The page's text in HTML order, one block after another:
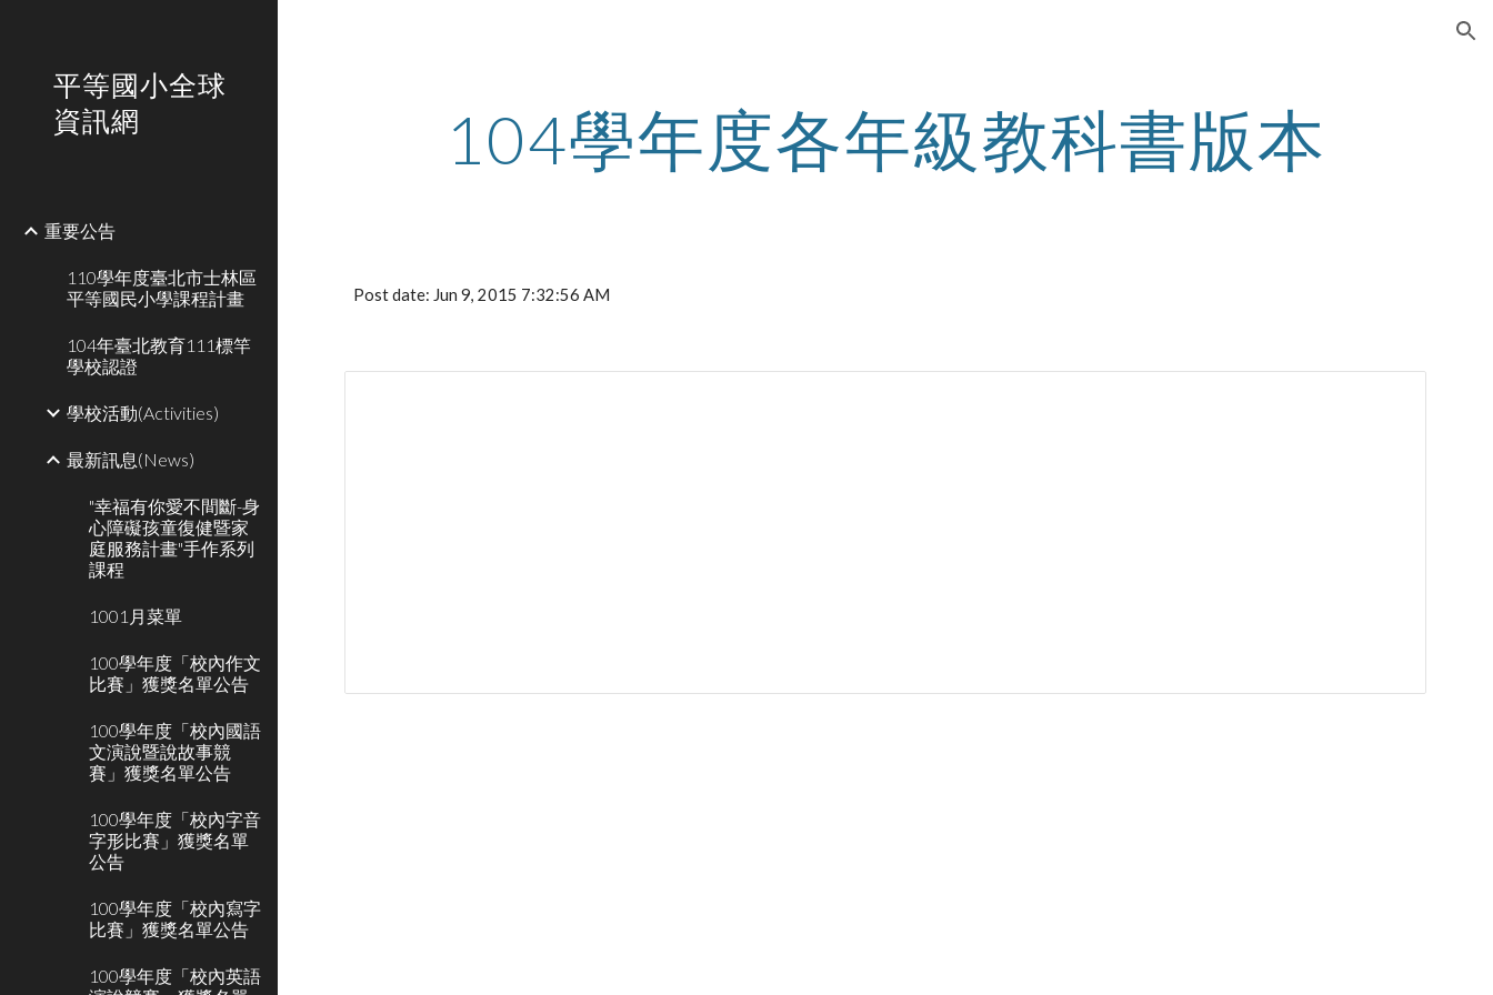
平等國小全球
資訊網
重要公告
110學年度臺北市士林區
平等國民小學課程計畫
104年臺北教育111標竿
學校認證
學校活動(Activities)
最新訊息(News)
"幸福有你愛不間斷-身
心障礙孩童復健暨家
庭服務計畫"手作系列
課程
1001月菜單
100學年度「校內作文
比賽」獲獎名單公告
100學年度「校內國語
文演說暨說故事競
賽」獲獎名單公告
100學年度「校內字音
字形比賽」獲獎名單
公告
100學年度「校內寫字
比賽」獲獎名單公告
100學年度「校內英語
104學年度各年級教科書版本
Post date: Jun 9, 2015 7:32:56 AM